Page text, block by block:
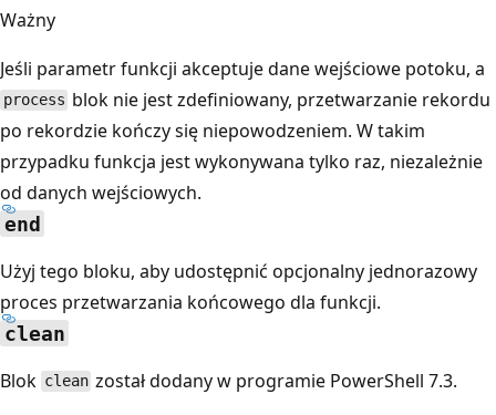
Ważny
Jeśli parametr funkcji akceptuje dane wejściowe potoku, a
process blok nie jest zdefiniowany, przetwarzanie rekordu
po rekordzie kończy się niepowodzeniem. W takim
przypadku funkcja jest wykonywana tylko raz, niezależnie
od danych wejściowych.
end
Użyj tego bloku, aby udostępnić opcjonalny jednorazowy
proces przetwarzania końcowego dla funkcji.
clean
Blok clean został dodany w programie PowerShell 7.3.